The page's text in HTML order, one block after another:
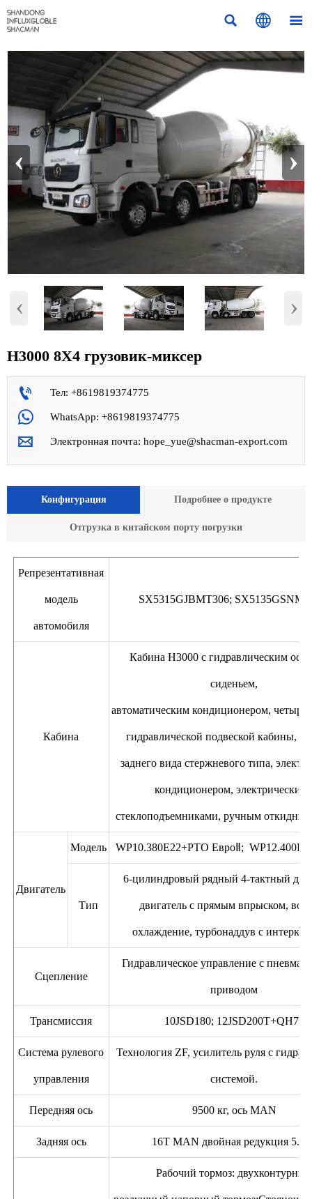
  
‹ ›
‹ ›
H3000 8X4 грузовик-миксер
 Тел: +8619819374775
 WhatsApp: +8619819374775
 Электронная почта: hope_yue@shacman-export.com
Конфигурация Подробнее о продукте
Отгрузка в китайском порту погрузки
Репрезентативная
модель
автомобиля
SX5315GJBMT306;
Кабина
Кабина H3000 с гидравлическим
сиденьем,
автоматическим кондиционером,
гидравлической подвеской кабины,
заднего вида стержневого типа,
кондиционером,
стеклоподъемниками, ручным
Двигатель
Модель WP10.380E22+PTO ЕвроⅡ;
Тип
6-цилиндровый рядный 4-тактный
двигатель с прямым впрыском,
охлаждение, турбонаддув с
Сцепление
Гидравлическое управление с
приводом
Трансмиссия 10JSD180; 12JSD200T+QH70
Система рулевого
управления
Технология ZF, усилитель руля с
системой.
Передняя ось 9500 кг, ось MAN
Задняя ось 16T MAN двойная редукция
Рабочий тормоз: двухконтурный